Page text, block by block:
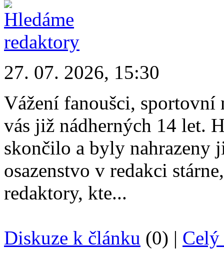
27. 07. 2026, 15:30
Vážení fanoušci, sportovní
vás již nádherných 14 let.
skončilo a byly nahrazeny
osazenstvo v redakci
redaktory, kte...
Diskuze k článku (0) | Celý